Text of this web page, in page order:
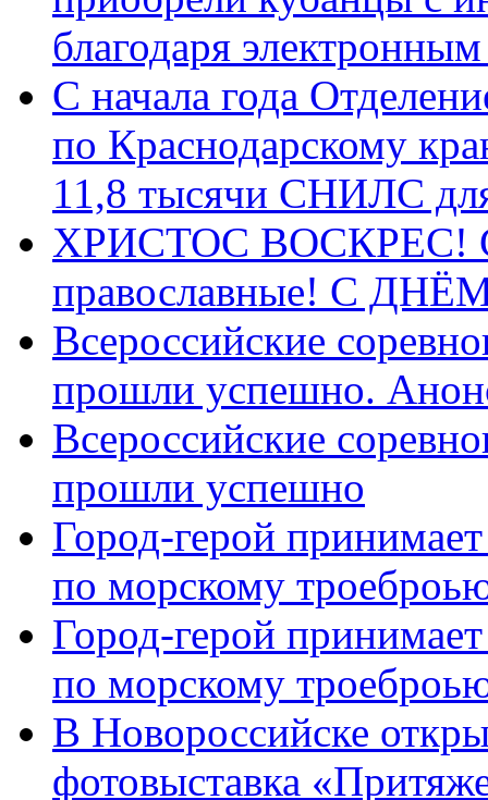
благодаря
С начала года
по Краснодарскому
11,8 тысячи СНИЛС
ХРИСТОС ВОСКРЕС! С
православные! C
Всероссийские
прошли успешно.
Всероссийские
прошли успешно
Город-герой
по морскому
Город-герой
по морскому
В Новороссийске
фотовыставка